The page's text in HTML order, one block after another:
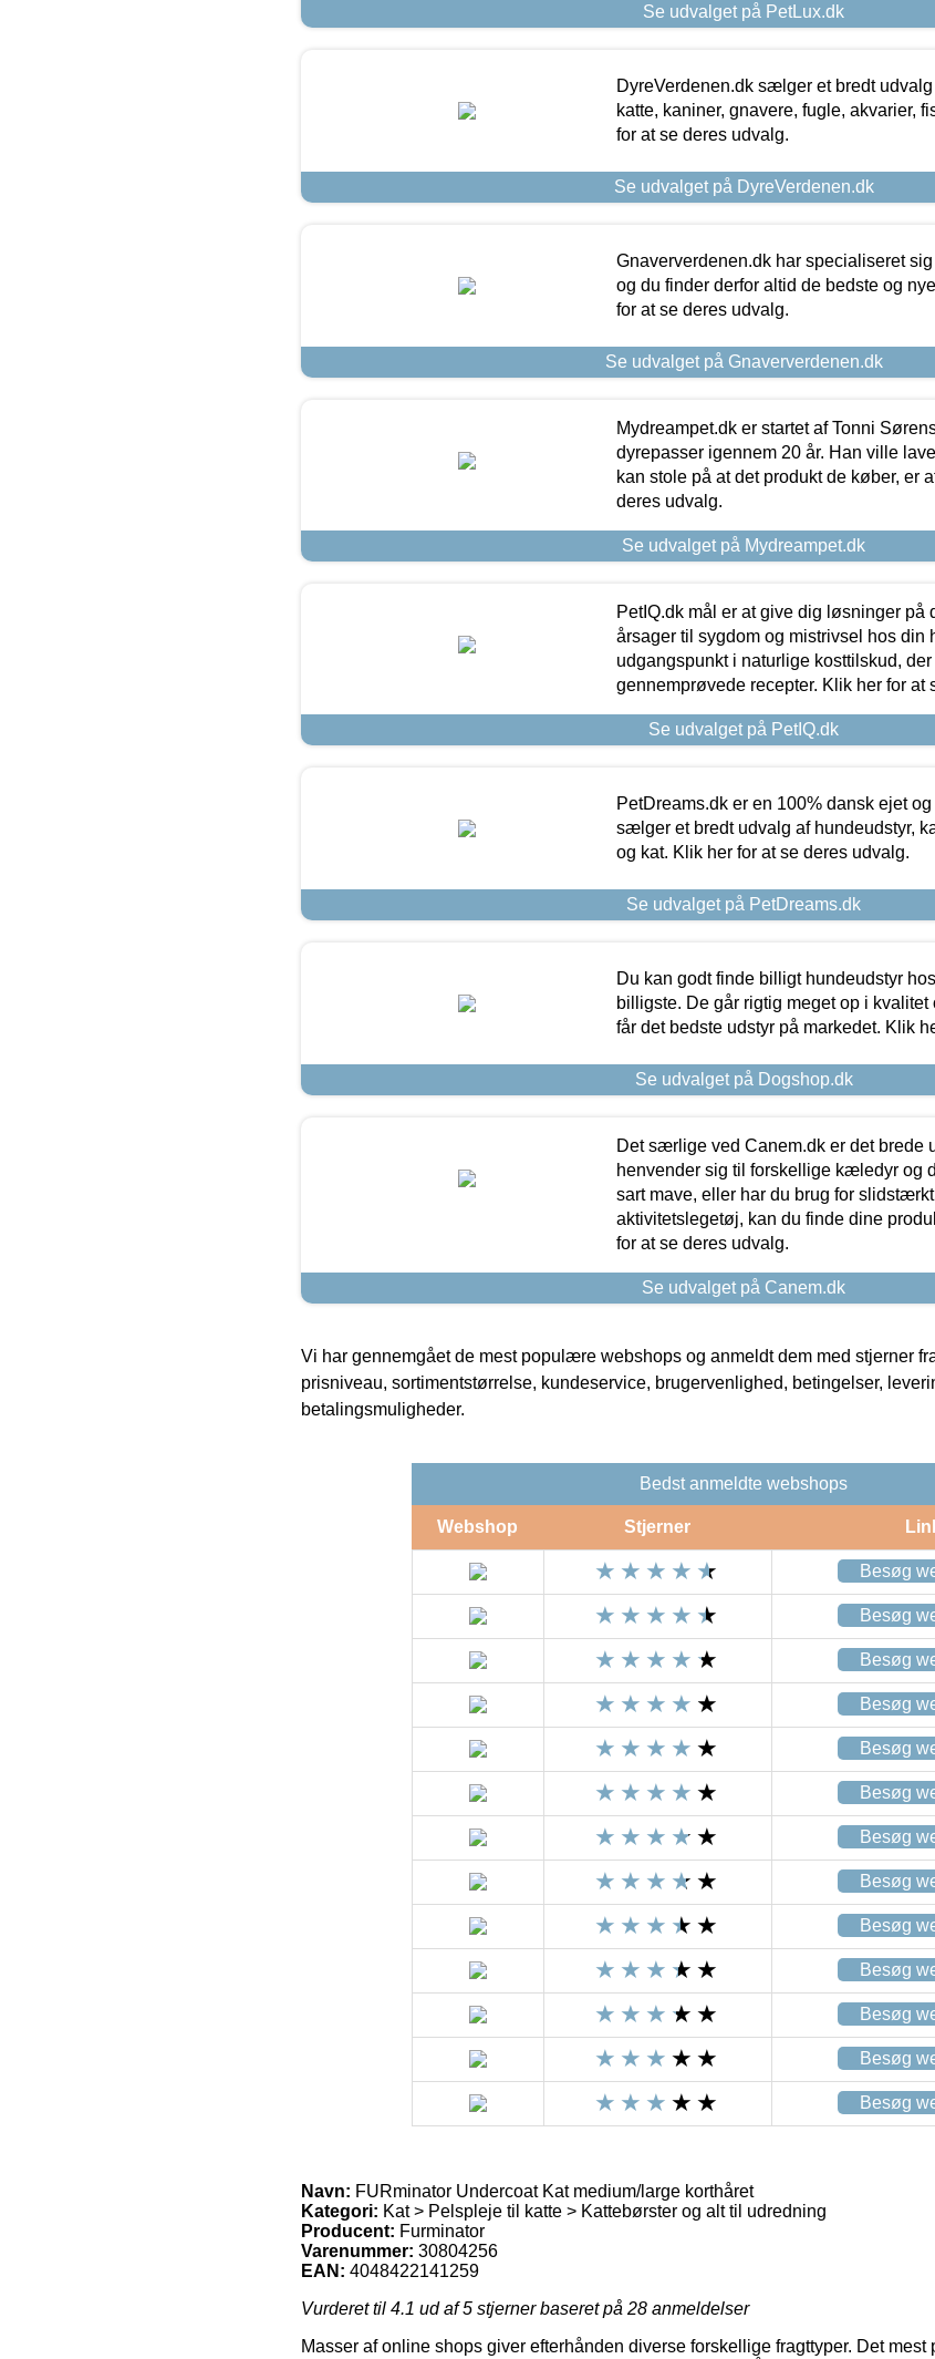
Se udvalget på PetLux.dk
DyreVerdenen.dk sælger et bredt
katte, kaniner, gnavere, fugle, akvarier,
for at se deres udvalg.
Se udvalget på DyreVerdenen.dk
Gnaververdenen.dk har specialiseret
og du finder derfor altid de bedste og
for at se deres udvalg.
Se udvalget på Gnaververdenen.dk
Mydreampet.dk er startet af Tonni
dyrepasser igennem 20 år. Han ville
kan stole på at det produkt de køber, er
deres udvalg.
Se udvalget på Mydreampet.dk
PetIQ.dk mål er at give dig løsninger på
årsager til sygdom og mistrivsel hos din
udgangspunkt i naturlige kosttilskud,
gennemprøvede recepter. Klik her for at
Se udvalget på PetIQ.dk
PetDreams.dk er en 100% dansk ejet
sælger et bredt udvalg af hundeudstyr,
og kat. Klik her for at se deres udvalg.
Se udvalget på PetDreams.dk
Du kan godt finde billigt hundeudstyr
billigste. De går rigtig meget op i
får det bedste udstyr på markedet. Klik
Se udvalget på Dogshop.dk
Det særlige ved Canem.dk er det brede
henvender sig til forskellige kæledyr og
sart mave, eller har du brug for
aktivitetslegetøj, kan du finde dine
for at se deres udvalg.
Se udvalget på Canem.dk
Vi har gennemgået de mest populære webshops og anmeldt dem med stjerner
prisniveau, sortimentstørrelse, kundeservice, brugervenlighed, betingelser,
betalingsmuligheder.
Bedst anmeldte webshops
Webshop Stjerner
Besøg
Besøg
Besøg
Besøg
Besøg
Besøg
Besøg
Besøg
Besøg
Besøg
Besøg
Besøg
Besøg
Navn: FURminator Undercoat Kat medium/large korthåret
Kategori: Kat > Pelspleje til katte > Kattebørster og alt til udredning
Producent: Furminator
Varenummer: 30804256
EAN: 4048422141259
Vurderet til 4.1 ud af 5 stjerner baseret på 28 anmeldelser
Masser af online shops giver efterhånden diverse forskellige fragttyper. Det